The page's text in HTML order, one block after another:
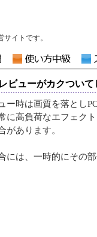
サイトです。
ビューがカクついて
ー時は画質を落とし
に高負荷なエフェク
があります。
には、一時的にその